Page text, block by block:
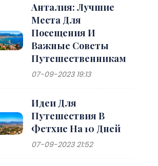
Анталия: Лучшие
Места Для
Посещения И
Важные Советы
Путешественникам
07-09-2023 19:13
Идеи Для
Путешествия В
Фетхие На 10 Дней
07-09-2023 21:52